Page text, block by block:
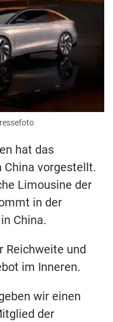
hat das
China vorgestellt.
Limousine der
in der
China.
Reichweite und
im Inneren.
wir einen
der